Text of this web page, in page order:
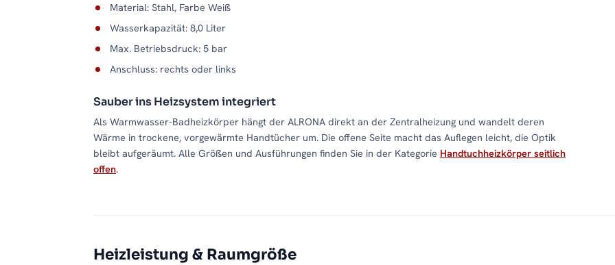
Material: Stahl, Farbe Weiß
Wasserkapazität: 8,0 Liter
Max. Betriebsdruck: 5 bar
Anschluss: rechts oder links
Sauber ins Heizsystem integriert
Als Warmwasser-Badheizkörper hängt der ALRONA direkt an der Zentralheizung und wandelt deren
Wärme in trockene, vorgewärmte Handtücher um. Die offene Seite macht das Auflegen leicht, die Optik
bleibt aufgeräumt. Alle Größen und Ausführungen finden Sie in der Kategorie Handtuchheizkörper seitlich
offen.
Heizleistung & Raumgröße